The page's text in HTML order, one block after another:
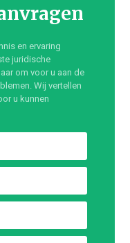
en ervaring
juridische
om voor u aan de
Wij vertellen
u kunnen